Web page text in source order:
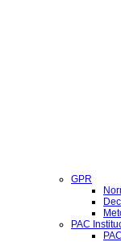
GPR
PAC